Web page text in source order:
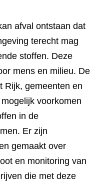
afval ontstaan dat
terecht mag
stoffen. Deze
mens en milieu. De
Rijk, gemeenten en
voorkomen
in de
Er zijn
gemaakt over
en monitoring van
die met deze